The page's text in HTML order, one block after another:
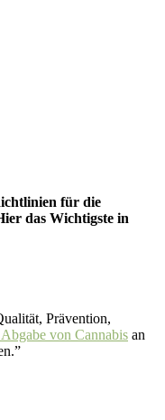
für die
das Wichtigste in
Prävention,
von Cannabis an